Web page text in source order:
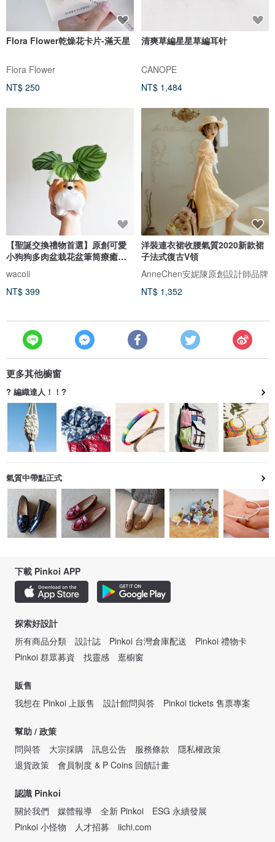
Flora Flower乾燥花卡片-滿天星
Flora Flower
NT$ 250
清爽草編星星草編耳针
CANOPE
NT$ 1,484
【聖誕交換禮物首選】原創可愛
小狗狗多肉盆栽花盆筆筒療癒鬥
wacoii
NT$ 399
洋裝連衣裙收腰氣質2020新款裙
子法式復古V領
AnneChen安妮陳原創設計師品牌
NT$ 1,352
更多其他櫥窗
? 編織達人！！?
氣質中帶點正式
下載 Pinkoi APP
探索好設計
所有商品分類
設計誌 Pinkoi 台灣倉庫配送
Pinkoi 禮物卡
Pinkoi 群眾募資
找靈感 逛櫥窗
販售
我想在 Pinkoi 上販售
設計館問與答 Pinkoi tickets 售票專案
幫助 / 政策
問與答
大宗採購 訊息公告 服務條款
隱私權政策
退貨政策
會員制度 & P Coins 回饋計畫
認識 Pinkoi
關於我們
媒體報導 全新 Pinkoi
ESG 永續發展
Pinkoi 小怪物
人才招募 iichi.com